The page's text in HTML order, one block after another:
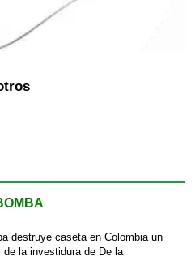
destruye caseta en Colombia un
de la investidura de De la